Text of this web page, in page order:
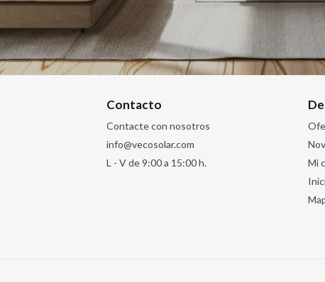
Contacto
Contacte con nosotros
info@vecosolar.com
L - V de 9:00 a 15:00 h.
Mi